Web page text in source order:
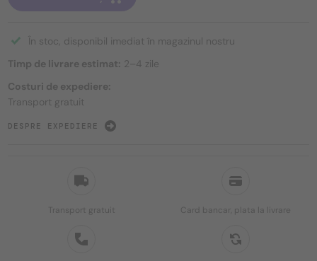
Transport gratuit Card bancar, plata la livrare
În stoc, disponibil imediat în magazinul nostru
Timp de livrare estimat: 2–4 zile
Costuri de expediere:
Transport gratuit
DESPRE EXPEDIERE